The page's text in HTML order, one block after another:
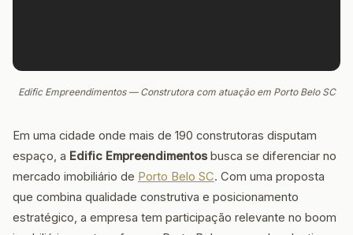
Edific Empreendimentos — Construtora com atuação em Porto Belo SC
Em uma cidade onde mais de 190 construtoras disputam
espaço, a Edific Empreendimentosbusca se diferenciar no
mercado imobiliário de Porto Belo SC. Com uma proposta
que combina qualidade construtiva e posicionamento
estratégico, a empresa tem participação relevante no boom